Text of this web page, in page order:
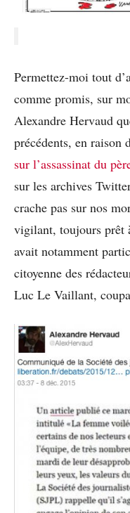
Permettez-moi tout
comme promis, sur
Alexandre Hervaud
précédents, en raison
sur l’assassinat du
sur les archives
crache pas sur nos
vigilant, toujours prêt
avait notamment
citoyenne des
Luc Le Vaillant,